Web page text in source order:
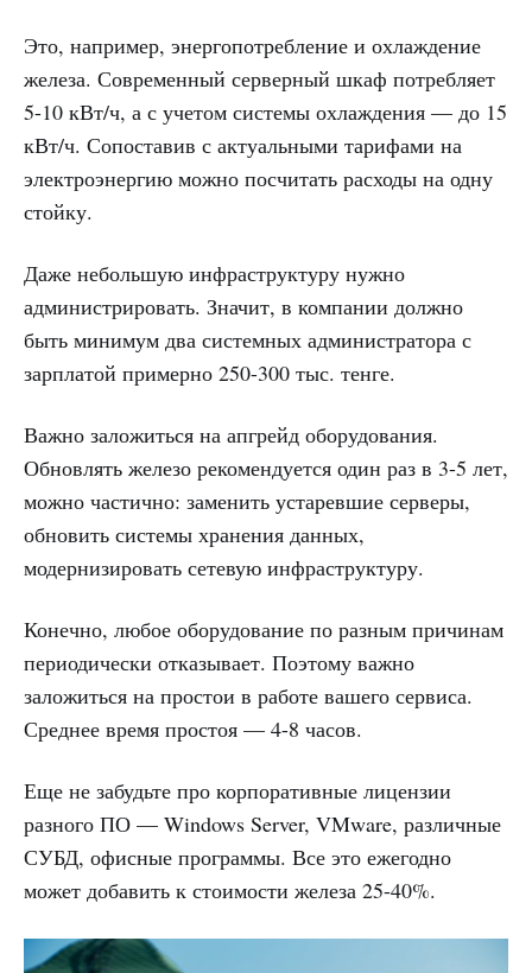
Это, например, энергопотребление и охлаждение
железа. Современный серверный шкаф потребляет
5-10 кВт/ч, а с учетом системы охлаждения — до 15
кВт/ч. Сопоставив с актуальными тарифами на
электроэнергию можно посчитать расходы на одну
стойку.
Даже небольшую инфраструктуру нужно
администрировать. Значит, в компании должно
быть минимум два системных администратора с
зарплатой примерно 250-300 тыс. тенге.
Важно заложиться на апгрейд оборудования.
Обновлять железо рекомендуется один раз в 3-5 лет,
можно частично: заменить устаревшие серверы,
обновить системы хранения данных,
модернизировать сетевую инфраструктуру.
Конечно, любое оборудование по разным причинам
периодически отказывает. Поэтому важно
заложиться на простои в работе вашего сервиса.
Среднее время простоя — 4-8 часов.
Еще не забудьте про корпоративные лицензии
разного ПО — Windows Server, VMware, различные
СУБД, офисные программы. Все это ежегодно
может добавить к стоимости железа 25-40%.